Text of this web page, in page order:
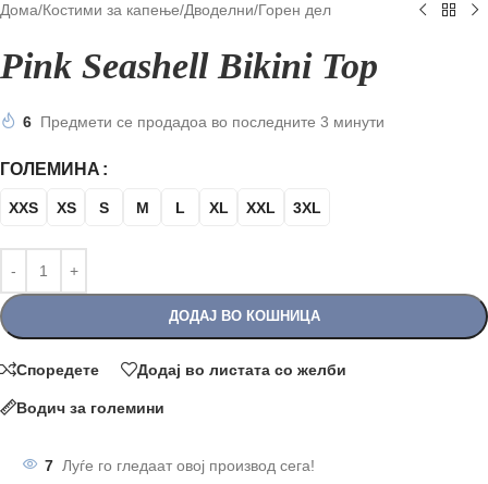
Дома/Костими за капење/Дводелни/Горен дел
Pink Seashell Bikini Top
6 Предмети се продадоа во последните 3 минути
ГОЛЕМИНА
XXS XS S M L XL XXL 3XL
ДОДАЈ ВО КОШНИЦА
Споредете Додај во листата со желби
Водич за големини
7 Луѓе го гледаат овој производ сега!